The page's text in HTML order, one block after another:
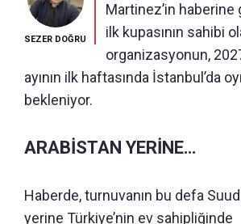
SEZER DOĞRU
Martinez’in
ilk kupasının sahibi
organizasyonun,
ayının ilk haftasında İstanbul’da
bekleniyor.
ARABİSTAN YERİNE…
Haberde, turnuvanın bu defa
yerine Türkiye’nin ev sahipliğinde